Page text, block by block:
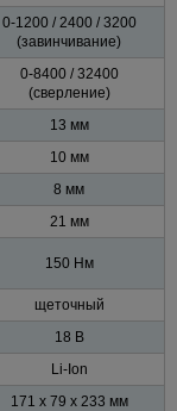
0-1200 / 2400 / 3200
(завинчивание)
0-8400 / 32400
(сверление)
13 мм
10 мм
8 мм
21 мм
150 Нм
щеточный
18 В
Li-Ion
171 x 79 x 233 мм